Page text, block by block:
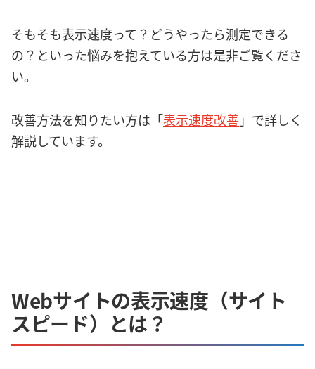
そもそも表示速度って？どうやったら測定できる
の？といった悩みを抱えている方は是非ご覧くださ
い。
改善方法を知りたい方は「表示速度改善 」で詳しく
解説しています。
Webサイトの表示速度（サイト
スピード）とは？